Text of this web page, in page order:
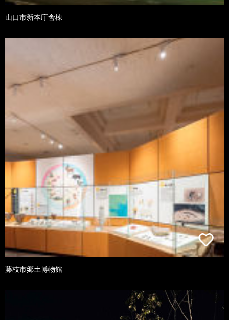
山口市新本庁舎棟
藤枝市郷土博物館